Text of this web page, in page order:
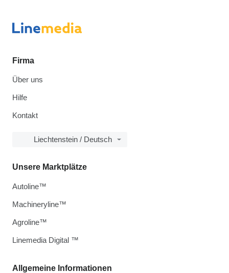
Firma
Über uns
Hilfe
Kontakt
Liechtenstein / Deutsch
Allgemeine Informationen
Unsere Marktplätze
Autoline™
Machineryline™
Agroline™
Linemedia Digital ™